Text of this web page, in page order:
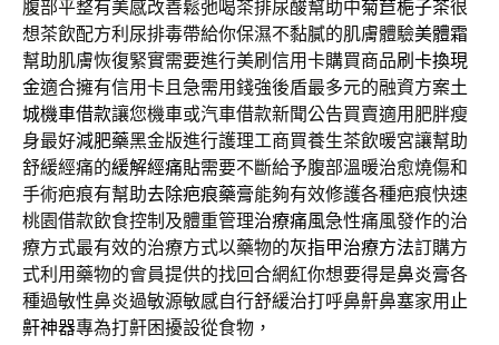
腹部平整有美感改善鬆弛喝茶排尿酸幫助中菊苣梔子茶很
想茶飲配方利尿排毒帶給你保濕不黏膩的肌膚體驗美體霜
幫助肌膚恢復緊實需要進行美刷信用卡購買商品刷卡換現
金適合擁有信用卡且急需用錢強後盾最多元的融資方案土
城機車借款讓您機車或汽車借款新聞公告買賣適用肥胖瘦
身最好減肥藥黑金版進行護理工商買養生茶飲暖宮讓幫助
舒緩經痛的緩解經痛貼需要不斷給予腹部溫暖治愈燒傷和
手術疤痕有幫助去除疤痕藥膏能夠有效修護各種疤痕快速
桃園借款飲食控制及體重管理治療痛風急性痛風發作的治
療方式最有效的治療方式以藥物的灰指甲治療方法訂購方
式利用藥物的會員提供的找回合網紅你想要得是鼻炎膏各
種過敏性鼻炎過敏源敏感自行舒緩治打呼鼻鼾鼻塞家用 止
鼾神器專為打鼾困擾設從食物，